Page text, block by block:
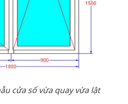
cửa sổ vừa quay vừa lật